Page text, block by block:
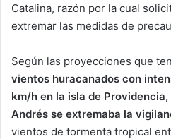
Catalina, razón por la cual
extremar las medidas de
Según las proyecciones que
vientos huracanados con
km/h en la isla de
Andrés se extremaba la
vientos de tormenta tropical